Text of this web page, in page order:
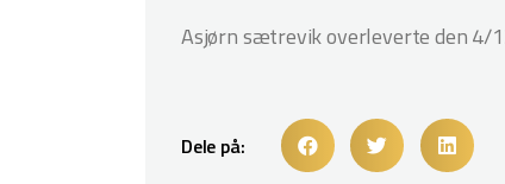
Asjørn sætrevik overleverte den 4/
Dele på: